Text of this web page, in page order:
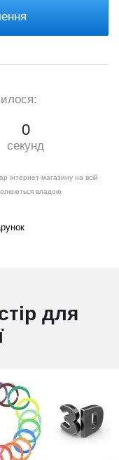
59
секунд
інтернет-магазину на всій
владою
для